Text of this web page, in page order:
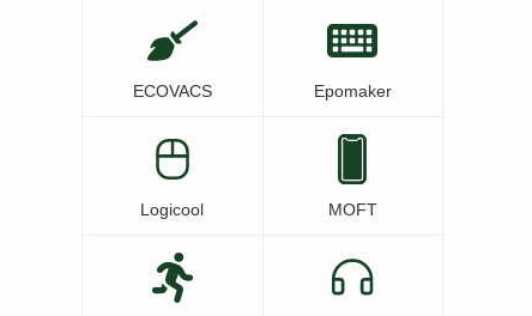
ECOVACS Epomaker
Logicool MOFT